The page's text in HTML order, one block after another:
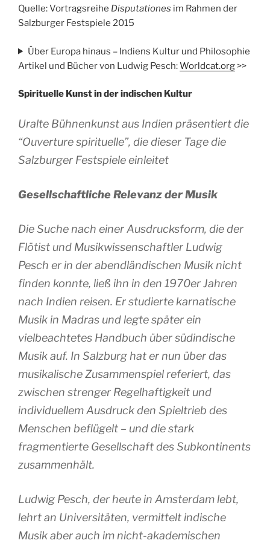
Quelle: Vortragsreihe Disputationes im Rahmen der
Salzburger Festspiele 2015
Über Europa hinaus – Indiens Kultur und Philosophie
Artikel und Bücher von Ludwig Pesch:Worldcat.org >>
Spirituelle Kunst in der indischen Kultur
Uralte Bühnenkunst aus Indien präsentiert die
“Ouverture spirituelle”, die dieser Tage die
Salzburger Festspiele einleitet
Gesellschaftliche Relevanz der Musik
Die Suche nach einer Ausdrucksform, die der
Flötist und Musikwissenschaftler Ludwig
Pesch er in der abendländischen Musik nicht
finden konnte, ließ ihn in den 1970er Jahren
nach Indien reisen. Er studierte karnatische
Musik in Madras und legte später ein
vielbeachtetes Handbuch über südindische
Musik auf. In Salzburg hat er nun über das
musikalische Zusammenspiel referiert, das
zwischen strenger Regelhaftigkeit und
individuellem Ausdruck den Spieltrieb des
Menschen beflügelt – und die stark
fragmentierte Gesellschaft des Subkontinents
zusammenhält.
Ludwig Pesch, der heute in Amsterdam lebt,
lehrt an Universitäten, vermittelt indische
Musik aber auch im nicht-akademischen